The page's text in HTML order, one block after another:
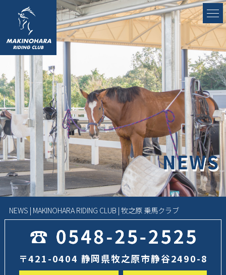
NEWS
NEWS | MAKINOHARA RIDING CLUB | 牧之原 乗馬クラブ
〒421-0404 静岡県牧之原市静谷2490-8